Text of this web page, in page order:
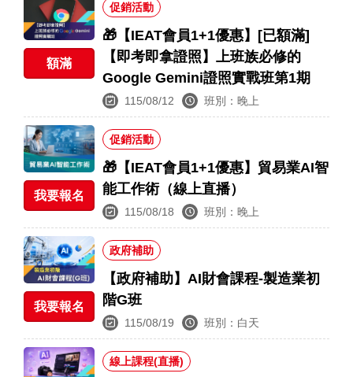
促銷活動
🎁【IEAT會員1+1優惠】[已額滿]
【即考即拿證照】上班族必修的
Google Gemini證照實戰班第1期
115/08/12 班別：晚上
額滿
促銷活動
🎁【IEAT會員1+1優惠】貿易業AI智
能工作術（線上直播）
115/08/18 班別：晚上
我要報名
政府補助
【政府補助】AI財會課程-製造業初
階G班
115/08/19 班別：白天
我要報名
線上課程(直播)